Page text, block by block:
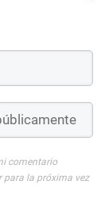
comentario
para la próxima vez